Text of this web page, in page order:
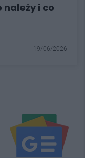
należy i co
19/06/2026